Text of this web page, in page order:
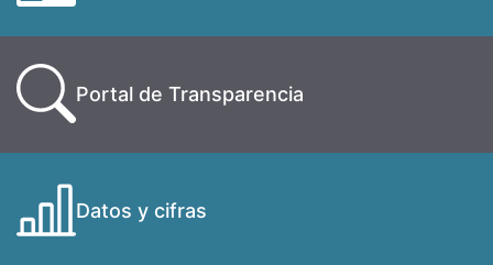
Portal de Transparencia
Datos y cifras